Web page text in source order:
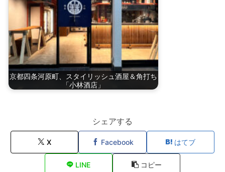
京都四条河原町、スタイリッシュ酒屋＆角打ち
「小林酒店」
シェアする
X Facebook はてブ
LINE コピー